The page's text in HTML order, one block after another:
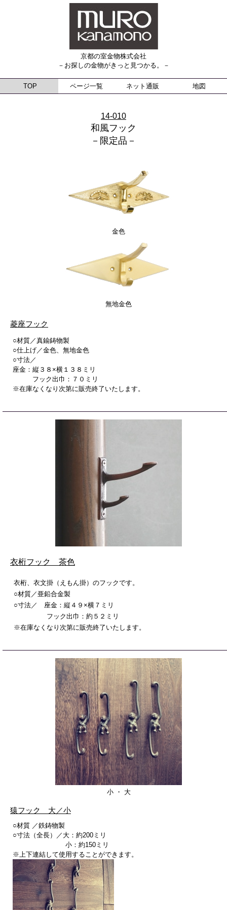
京都の室金物株式会社
－お探しの金物がきっと見つかる。－
TOP ページ一覧 ネット通販 地図
14-010
和風フック
－限定品－
金色
無地金色
菱座フック
○材質／真鍮鋳物製
○仕上げ／金色、無地金色
○寸法／
座金：縦３８×横１３８ミリ
フック出巾：７０ミリ
※在庫なくなり次第に販売終了いたします。
衣桁フック 茶色
衣桁、衣文掛（えもん掛）のフックです。
○材質／亜鉛合金製
○寸法／ 座金：縦４９×横７ミリ
フック出巾：約５２ミリ
※在庫なくなり次第に販売終了いたします。
小 ・ 大
猿フック 大／小
○材質 ／鉄鋳物製
○寸法（全長）／大：約200ミリ
小：約150ミリ
※上下連結して使用することができます。